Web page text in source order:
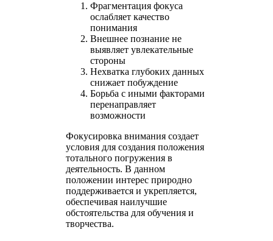
Фрагментация фокуса
ослабляет качество
понимания
Внешнее познание не
выявляет увлекательные
стороны
Нехватка глубоких данных
снижает побуждение
Борьба с иными факторами
перенаправляет
возможности
Фокусировка внимания создает
условия для создания положения
тотального погружения в
деятельность. В данном
положении интерес природно
поддерживается и укрепляется,
обеспечивая наилучшие
обстоятельства для обучения и
творчества.